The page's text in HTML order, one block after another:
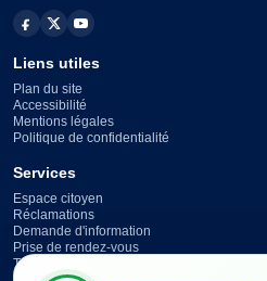
Liens utiles
Plan du site
Accessibilité
Mentions légales
Politique de confidentialité
Services
Espace citoyen
Réclamations
Demande d'information
Prise de rendez-vous
Téléchargements